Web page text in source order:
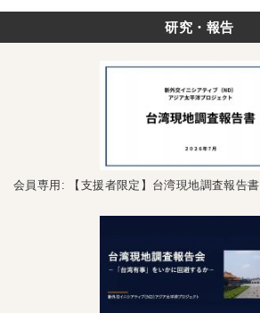
研究・報告
会員専用: 【支援者限定】台湾現地調査報告書